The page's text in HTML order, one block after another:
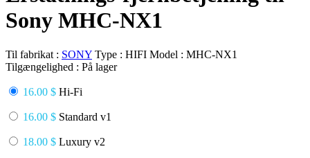
Sony MHC-NX1
Til fabrikat : SONY Type : HIFI Model : MHC-NX1
Tilgængelighed : På lager
16.00 $ Hi-Fi
16.00 $ Standard v1
18.00 $ Luxury v2